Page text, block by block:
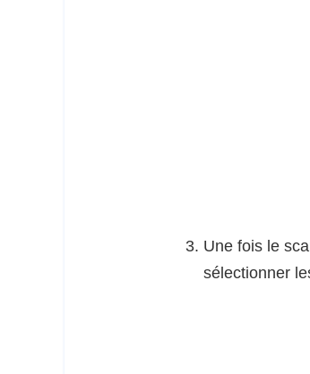
Une fois le
sélectionner